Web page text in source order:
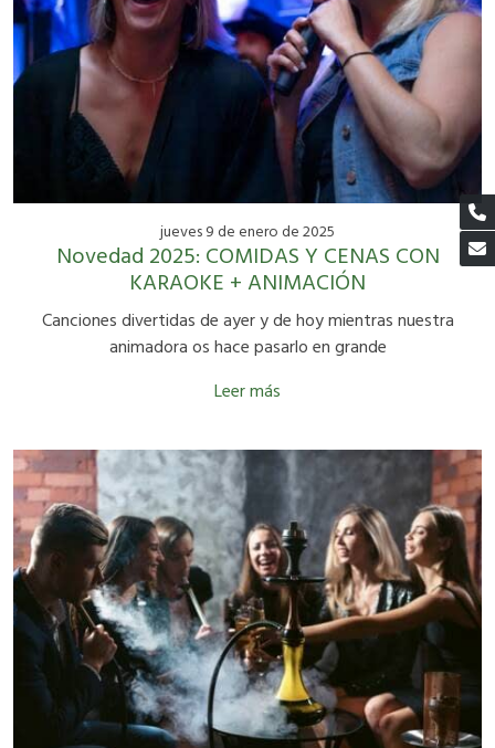
jueves 9 de enero de 2025
Novedad 2025: COMIDAS Y CENAS CON
KARAOKE + ANIMACIÓN
Canciones divertidas de ayer y de hoy mientras nuestra
animadora os hace pasarlo en grande
Leer más